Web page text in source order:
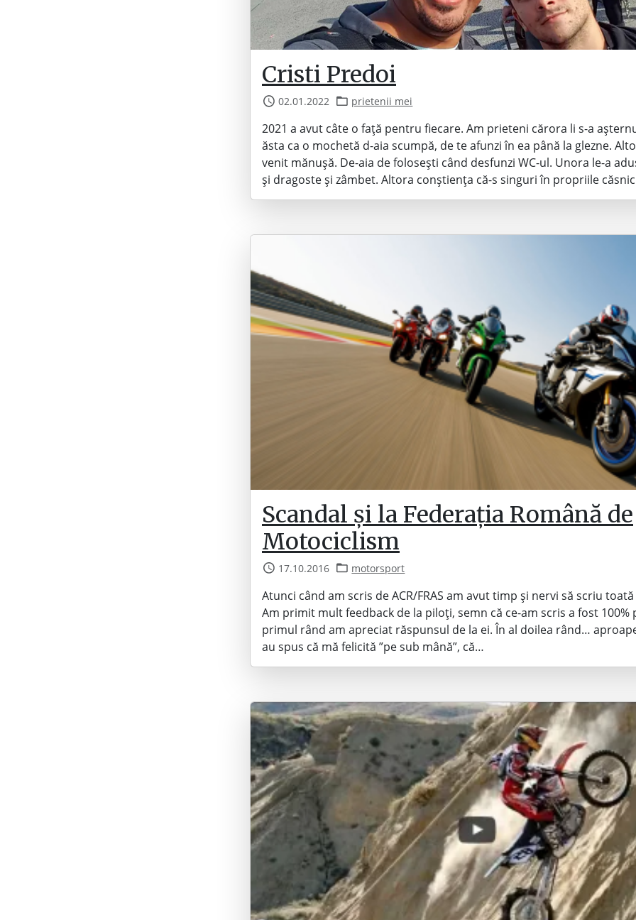
Cristi Predoi
02.01.2022 prietenii mei
2021 a avut câte o față pentru fiecare. Am prieteni cărora li s-a
ăsta ca o mochetă d-aia scumpă, de te afunzi în ea până la glezne.
venit mănușă. De-aia de folosești când desfunzi WC-ul. Unora le-a
și dragoste și zâmbet. Altora conștiența că-s singuri în propriile
Scandal și la Federația Română de
Motociclism
17.10.2016 motorsport
Atunci când am scris de ACR/FRAS am avut timp și nervi să scriu
Am primit mult feedback de la piloți, semn că ce-am scris a fost 100%
primul rând am apreciat răspunsul de la ei. În al doilea rând…
au spus că mă felicită ”pe sub mână”, că…